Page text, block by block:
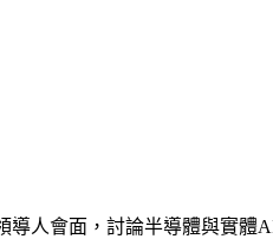
人會面，討論半導體與實